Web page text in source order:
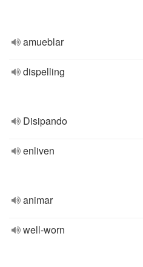
amueblar
dispelling
Disipando
enliven
animar
well-worn